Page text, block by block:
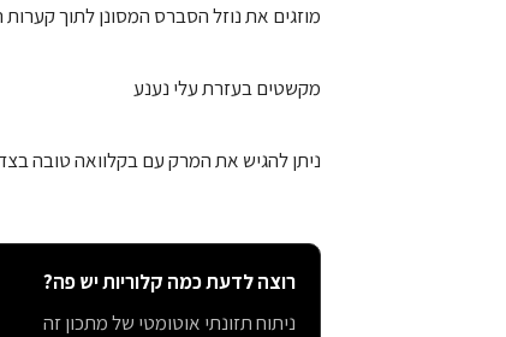
מוזגים את נוזל הסברס המסונן לתוך
מקשטים בעזרת עלי נענע
ניתן להגיש את המרק עם בקלוואה טובה
רוצה לדעת כמה קלוריות יש פה?
ניתוח תזונתי אוטומטי של מתכון זה